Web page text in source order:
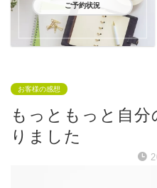
ご予約状況
お客様の感想
もっともっと自
りました